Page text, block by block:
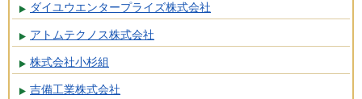
ダイユウエンタープライズ株式会社
アトムテクノス株式会社
株式会社小杉組
吉備工業株式会社